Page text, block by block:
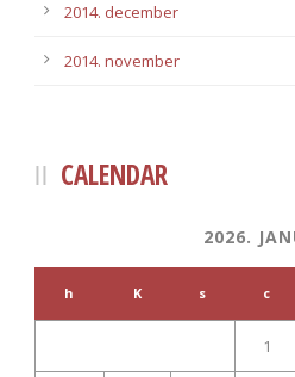
2014. december
2014. november
CALENDAR
2026.
h K s c
1